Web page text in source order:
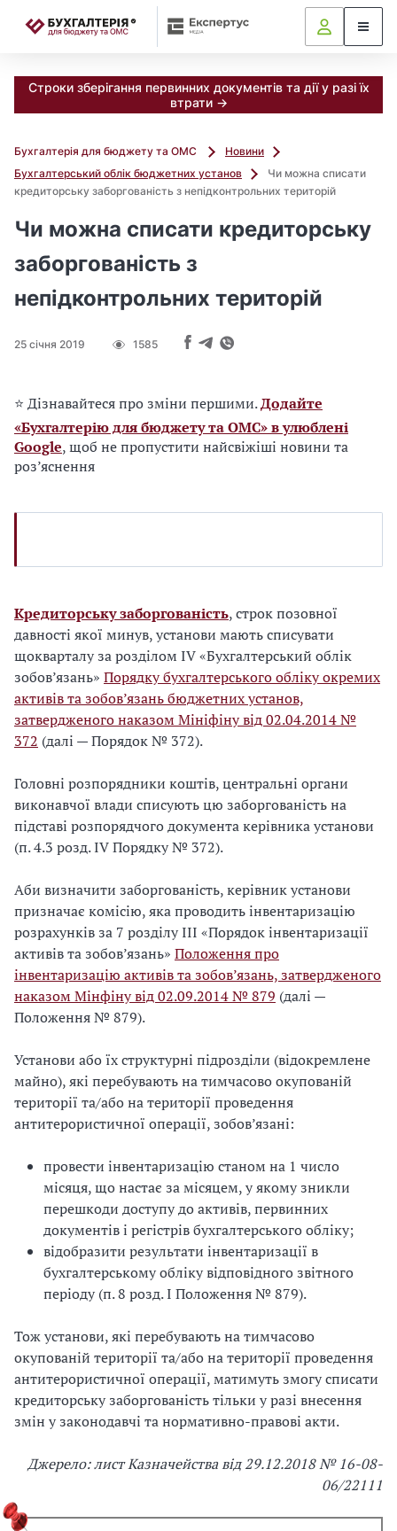
Строки зберігання первинних документів та дії у разі їх
втрати →
Бухгалтерія для бюджету та ОМС
Новини
Бухгалтерський облік бюджетних установ
Чи можна списати
кредиторську заборгованість з непідконтрольних територій
Чи можна списати кредиторську
заборгованість з
непідконтрольних територій
25 січня 2019 1585
⭐ Дізнавайтеся про зміни першими.Додайте
«Бухгалтерію для бюджету та ОМС» в улюблені
Google, щоб не пропустити найсвіжіші новини та
роз’яснення
Кредиторську заборгованість, строк позовної
давності якої минув, установи мають списувати
щокварталу за розділом IV «Бухгалтерський облік
зобов’язань» Порядку бухгалтерського обліку окремих
активів та зобов’язань бюджетних установ,
затвердженого наказом Мініфіну від 02.04.2014 №
372 (далі — Порядок № 372).
Головні розпорядники коштів, центральні органи
виконавчої влади списують цю заборгованість на
підставі розпорядчого документа керівника установи
(п. 4.3 розд. IV Порядку № 372).
Аби визначити заборгованість, керівник установи
призначає комісію, яка проводить інвентаризацію
розрахунків за 7 розділу III «Порядок інвентаризації
активів та зобов’язань» Положення про
інвентаризацію активів та зобов’язань, затвердженого
наказом Мінфіну від 02.09.2014 № 879 (далі —
Положення № 879).
Установи або їх структурні підрозділи (відокремлене
майно), які перебувають на тимчасово окупованій
території та/або на території проведення
антитерористичної операції, зобов’язані:
провести інвентаризацію станом на 1 число
місяця, що настає за місяцем, у якому зникли
перешкоди доступу до активів, первинних
документів і регістрів бухгалтерського обліку;
відобразити результати інвентаризації в
бухгалтерському обліку відповідного звітного
періоду (п. 8 розд. I Положення № 879).
Тож установи, які перебувають на тимчасово
окупованій території та/або на території проведення
антитерористичної операції, матимуть змогу списати
кредиторську заборгованість тільки у разі внесення
змін у законодавчі та нормативно-правові акти.
Джерело: лист Казначейства від 29.12.2018 № 16-08-
06/22111